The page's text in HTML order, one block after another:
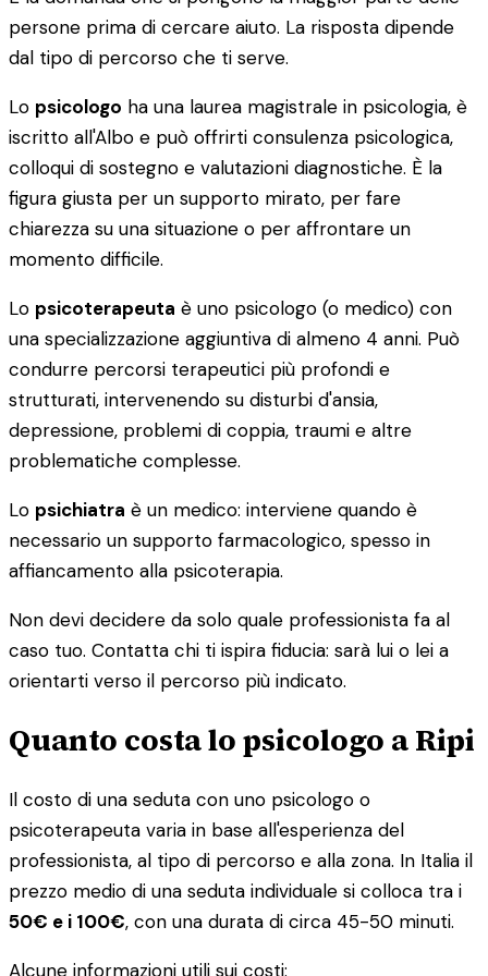
persone prima di cercare aiuto. La risposta dipende
dal tipo di percorso che ti serve.
Lo psicologo ha una laurea magistrale in psicologia, è
iscritto all'Albo e può offrirti consulenza psicologica,
colloqui di sostegno e valutazioni diagnostiche. È la
figura giusta per un supporto mirato, per fare
chiarezza su una situazione o per affrontare un
momento difficile.
Lo psicoterapeuta è uno psicologo (o medico) con
una specializzazione aggiuntiva di almeno 4 anni. Può
condurre percorsi terapeutici più profondi e
strutturati, intervenendo su disturbi d'ansia,
depressione, problemi di coppia, traumi e altre
problematiche complesse.
Lo psichiatra è un medico: interviene quando è
necessario un supporto farmacologico, spesso in
affiancamento alla psicoterapia.
Non devi decidere da solo quale professionista fa al
caso tuo. Contatta chi ti ispira fiducia: sarà lui o lei a
orientarti verso il percorso più indicato.
Quanto costa lo psicologo a Ripi
Il costo di una seduta con uno psicologo o
psicoterapeuta varia in base all'esperienza del
professionista, al tipo di percorso e alla zona. In Italia il
prezzo medio di una seduta individuale si colloca tra i
50€ e i 100€, con una durata di circa 45-50 minuti.
Alcune informazioni utili sui costi: